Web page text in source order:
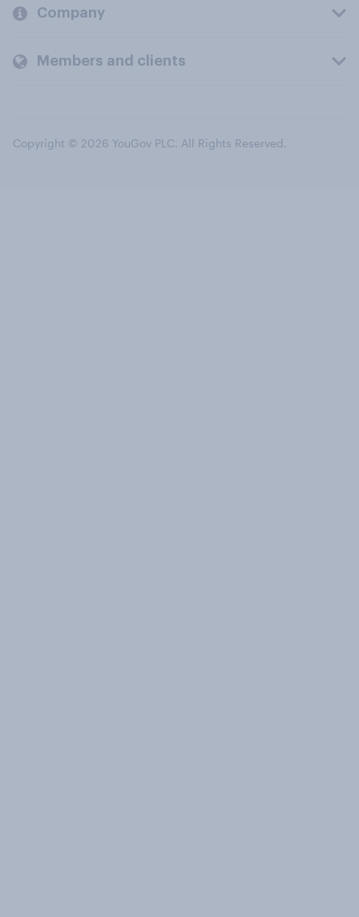
Company
Members and clients
Copyright © 2026 YouGov PLC. All Rights Reserved.